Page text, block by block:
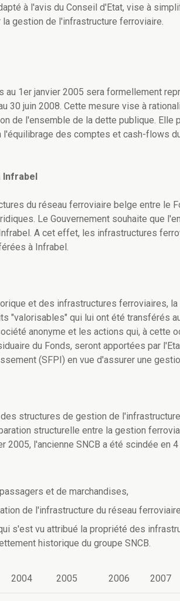
à l'avis du Conseil d'Etat, vise à
gestion de l'infrastructure ferroviaire.
1er janvier 2005 sera formellement
30 juin 2008. Cette mesure vise à
de l'ensemble de la dette publique. Elle
des comptes et cash-flows
du réseau ferroviaire belge entre le
Le Gouvernement souhaite que
A cet effet, les infrastructures
à Infrabel.
et des infrastructures ferroviaires,
"valorisables" qui lui ont été transférés
anonyme et les actions qui, à cette
du Fonds, seront apportées par
(SFPI) en vue d'assurer une
structures de gestion de
structurelle entre la gestion
2005, l'ancienne SNCB a été scindée en 4
et de marchandises,
de l'infrastructure du réseau
s'est vu attribué la propriété des
historique du groupe SNCB.
2004 2005 2006 2007